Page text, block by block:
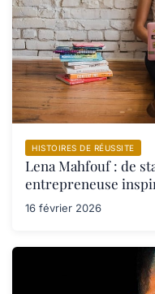
HISTOIRES DE RÉUSSITE
Lena Mahfouf : de
entrepreneuse
16 février 2026